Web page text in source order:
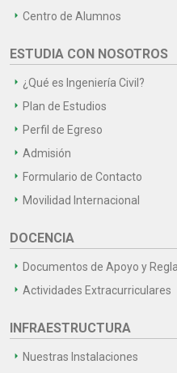
Centro de Alumnos
ESTUDIA CON NOSOTROS
¿Qué es Ingeniería Civil?
Plan de Estudios
Perfil de Egreso
Admisión
Formulario de Contacto
Movilidad Internacional
DOCENCIA
Documentos de Apoyo y
Actividades Extracurriculares
INFRAESTRUCTURA
Nuestras Instalaciones